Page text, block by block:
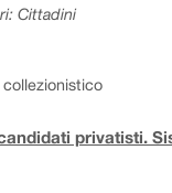
Cittadini
privatisti.